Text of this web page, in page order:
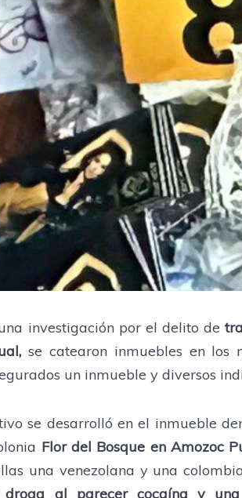
investigación por el delito de
se catearon inmuebles en los
un inmueble y diversos
se desarrolló en el inmueble
Flor del Bosque en Amozoc
una venezolana y una
droga al parecer cocaína y